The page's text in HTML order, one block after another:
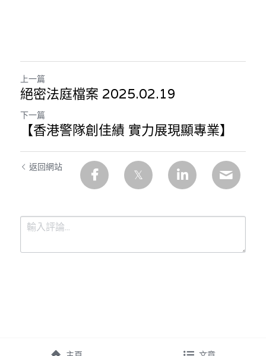
上一篇
絕密法庭檔案 2025.02.19
下一篇
【香港警隊創佳績 實力展現顯專業】
返回網站